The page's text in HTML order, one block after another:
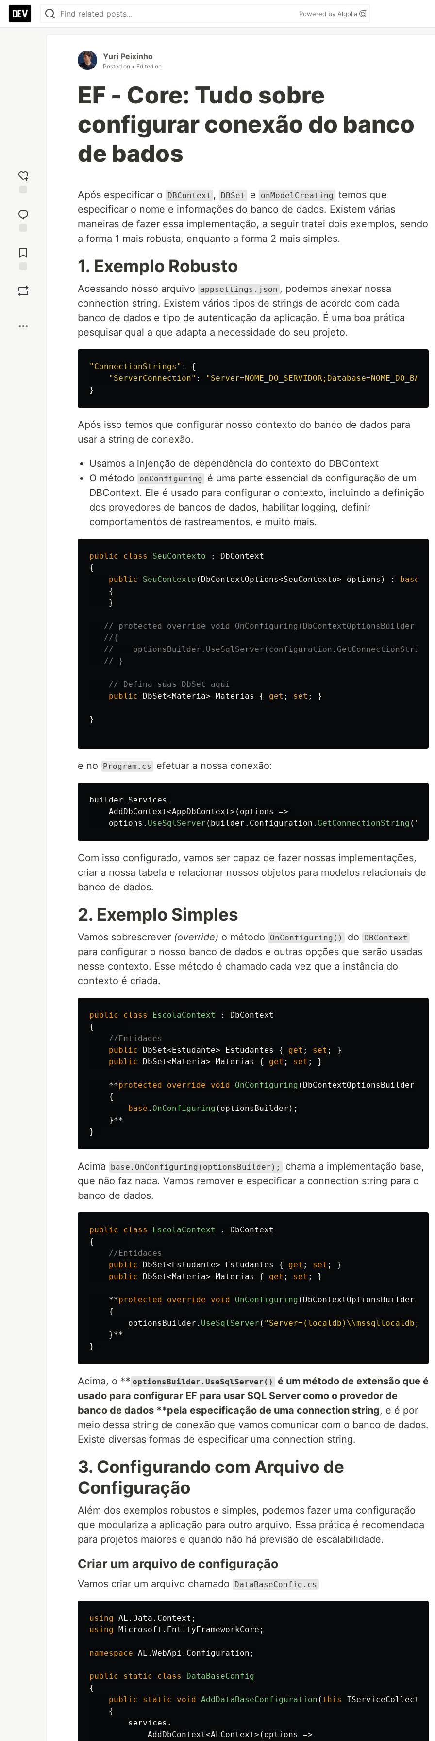
Powered by Algolia
reaction
Comments
Yuri Peixinho
Posted on • Edited on
EF - Core: Tudo sobre
configurar conexão do banco
de bados
Após especificar o DBContext , DBSet e onModelCreating temos que
especificar o nome e informações do banco de dados. Existem várias
maneiras de fazer essa implementação, a seguir tratei dois exemplos, sendo
a forma 1 mais robusta, enquanto a forma 2 mais simples.
1. Exemplo Robusto
Acessando nosso arquivo appsettings.json , podemos anexar nossa
connection string. Existem vários tipos de strings de acordo com cada
banco de dados e tipo de autenticação da aplicação. É uma boa prática
pesquisar qual a que adapta a necessidade do seu projeto.
"ConnectionStrings" :
{
"ServerConnection" :
}
Após isso temos que configurar nosso contexto do banco de dados para
usar a string de conexão.
Usamos a injenção de dependência do contexto do DBContext
O método
onConfiguring
é uma parte essencial da configuração de um
DBContext. Ele é usado para configurar o contexto, incluindo a definição
dos provedores de bancos de dados, habilitar logging, definir
comportamentos de rastreamentos, e muito mais.
public class SeuContexto :
DbContext
{
public
SeuContexto ( DbContextOptions<SeuContexto> options ) : base
{
}
// protected override void OnConfiguring(DbContextOptionsBuilder
//{
//
// }
// Defina suas DbSet aqui
public
DbSet<Materia> Materias { get ; set ; }
}
e no Program.cs efetuar a nossa conexão:
builder . Services .
AddDbContext<AppDbContext>( options
=>
options . UseSqlServer ( builder . Configuration . GetConnectionString (
Com isso configurado, vamos ser capaz de fazer nossas implementações,
criar a nossa tabela e relacionar nossos objetos para modelos relacionais de
banco de dados.
2. Exemplo Simples
Vamos sobrescrever (override) o método OnConfiguring() do DBContext
para configurar o nosso banco de dados e outras opções que serão usadas
nesse contexto. Esse método é chamado cada vez que a instância do
contexto é criada.
public class EscolaContext :
DbContext
{
//Entidades
public
DbSet<Estudante> Estudantes { get ; set ;
}
public
DbSet<Materia> Materias { get ; set ; }
**protected override void OnConfiguring ( DbContextOptionsBuilder
{
base . OnConfiguring ( optionsBuilder );
}**
}
Acima base.OnConfiguring(optionsBuilder);
chama a implementação base,
que não faz nada. Vamos remover e especificar a connection string para o
banco de dados.
public class EscolaContext :
DbContext
{
//Entidades
public
DbSet<Estudante> Estudantes { get ; set ;
}
public
DbSet<Materia> Materias { get ; set ; }
**protected override void OnConfiguring ( DbContextOptionsBuilder
{
optionsBuilder . UseSqlServer (
}**
}
Acima, o ** optionsBuilder.UseSqlServer()
é um método de extensão que é
usado para configurar EF para usar SQL Server como o provedor de
banco de dados **pela especificação de uma connection string, e é por
meio dessa string de conexão que vamos comunicar com o banco de dados.
Existe diversas formas de especificar uma connection string.
3. Configurando com Arquivo de
Configuração
Além dos exemplos robustos e simples, podemos fazer uma configuração
que modulariza a aplicação para outro arquivo. Essa prática é recomendada
para projetos maiores e quando não há previsão de escalabilidade.
Criar um arquivo de configuração
Vamos criar um arquivo chamado DataBaseConfig.cs
using AL.Data.Context ;
using Microsoft.EntityFrameworkCore ;
namespace AL.WebApi.Configuration ;
public static class
DataBaseConfig
{
public
static void AddDataBaseConfiguration ( this IServiceCollection
{
services .
AddDbContext<ALContext>( options =>